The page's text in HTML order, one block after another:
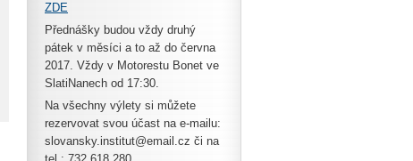
ZDE
Přednášky budou vždy druhý
pátek v měsíci a to až do června
2017. Vždy v Motorestu Bonet ve
SlatiNanech od 17:30.
Na všechny výlety si můžete
rezervovat svou účast na e-mailu:
slovansky.institut@email.cz či na